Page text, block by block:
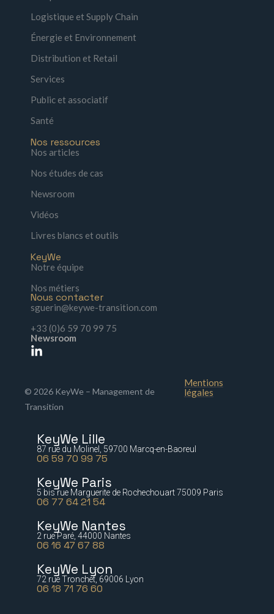
Logistique et Supply Chain
Énergie et Environnement
Distribution et Retail
Services
Public et associatif
Santé
Nos ressources
Nos articles
Nos études de cas
Newsroom
Vidéos
Livres blancs et outils
KeyWe
Notre équipe
Nos métiers
Nous contacter
sguerin@keywe-transition.com
+33 (0)6 59 70 99 75
Newsroom
© 2026 KeyWe – Management de
Transition
Mentions
légales
KeyWe Lille
87 rue du Molinel, 59700 Marcq-en-Baoreul
06 59 70 99 75
KeyWe Paris
5 bis rue Marguerite de Rochechouart 75009 Paris
06 77 64 21 54
KeyWe Nantes
2 rue Paré, 44000 Nantes
06 16 47 67 88
KeyWe Lyon
72 rue Tronchet, 69006 Lyon
06 18 71 76 60